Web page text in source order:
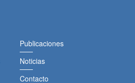
Publicaciones
Noticias
Contacto